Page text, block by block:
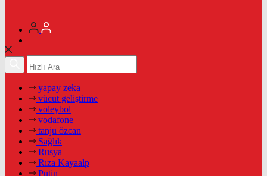
yapay zeka
vücut geliştirme
voleybol
vodafone
tanju özcan
Sağlık
Rusya
Rıza Kayaalp
Putin